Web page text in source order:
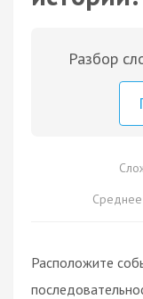
Разбор
Расположите